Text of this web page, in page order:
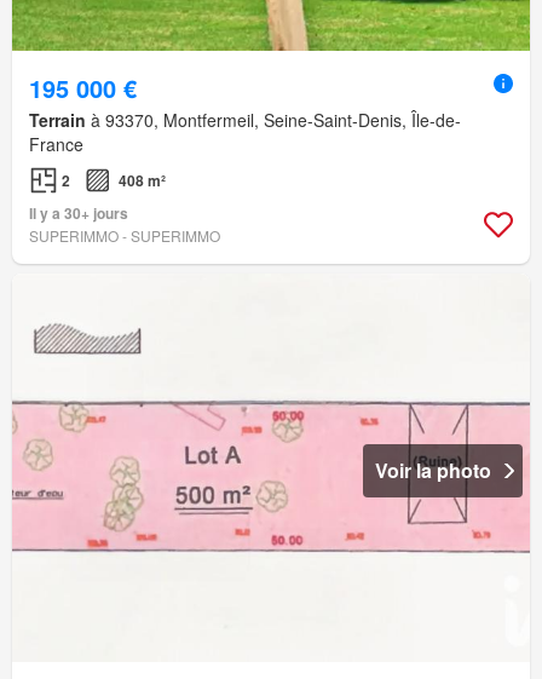
195 000 €
Terrain à 93370, Montfermeil, Seine-Saint-Denis, Île-de-
France
2
408 m²
Il y a 30+ jours
SUPERIMMO - SUPERIMMO
Voir la photo